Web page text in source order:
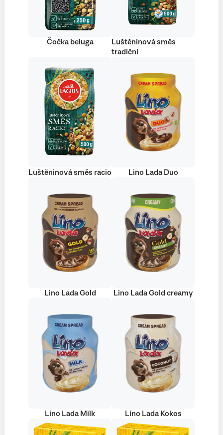
Čočka beluga
Luštěninová směs
tradiční
Luštěninová směs racio Lino Lada Duo
Lino Lada Gold Lino Lada Gold creamy
Lino Lada Milk Lino Lada Kokos